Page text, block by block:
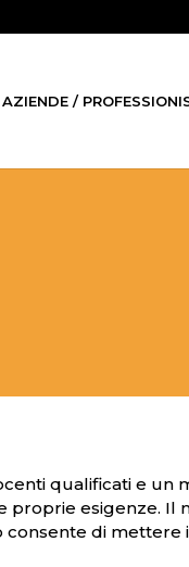
AZIENDE /
qualificati e un
esigenze. Il
di mettere